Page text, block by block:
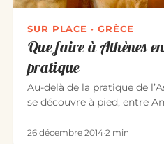
SUR PLACE · GRÈCE
Que faire à Athènes
pratique
Au-delà de la pratique de
se découvre à pied, entre
26 décembre 2014·2 min